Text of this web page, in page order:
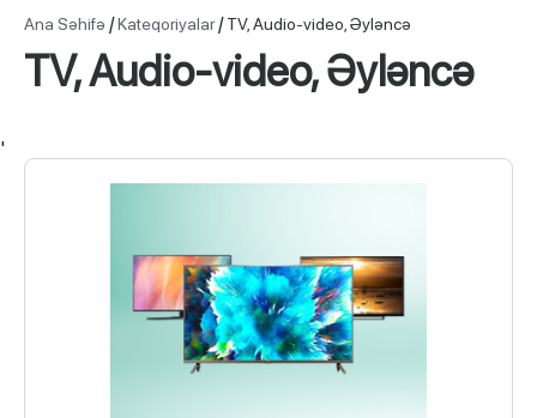
Ana Səhifə /Kateqoriyalar/ TV, Audio-video, Əyləncə
TV, Audio-video, Əyləncə
'